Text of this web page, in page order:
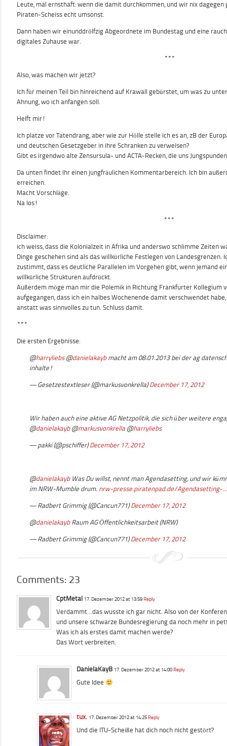
Leute, mal ernsthaft: wenn die damit durchkommen, und wir nix dagegen
Piraten-Scheiss echt umsonst.
Dann haben wir einunddrölfzig Abgeordnete im Bundestag und eine
digitales Zuhause war.
***
Also, was machen wir jetzt?
Ich für meinen Teil bin hinreichend auf Krawall gebürstet, um was zu
Ahnung, wo ich anfangen soll.
Helft mir!
Ich platze vor Tatendrang, aber wie zur Hölle stelle ich es an, zB der
und deutschen Gesetzgeber in ihre Schranken zu verweisen?
Gibt es irgendwo alte Zensursula- und ACTA-Recken, die uns
Da unten findet Ihr einen jungfräulichen Kommentarbereich. Ich bin
erreichen.
Macht Vorschläge.
Na los!
***
Disclaimer:
ich weiss, dass die Kolonialzeit in Afrika und anderswo schlimme Zeiten
Dinge geschehen sind als das willkürliche Festlegen von Landesgrenzen.
zustimmt, dass es deutliche Parallelen im Vorgehen gibt, wenn jemand
willkürliche Strukturen aufdrückt.
Außerdem möge man mir die Polemik in Richtung Frankfurter Kollegium
aufgegangen, dass ich ein halbes Wochenende damit verschwendet
anstatt was sinnvolles zu tun. Schluss damit.
***
Die ersten Ergebnisse:
@harryliebs@danielakaybmacht am 08.01.2013 bei der ag
inhalte!
— Gesetzestextleser (@markusvonkrella) December 17, 2012
Wir haben auch eine aktive AG Netzpolitik, die sich über weitere
@danielakayb@markusvonkrella @harryliebs
— pakki (@pschiffer) December 17, 2012
@danielakaybWas Du willst, nennt man Agendasetting, und wir
im NRW-Mumble drum. nrw-presse.piratenpad.de/Agendasetting-…
— Radbert Grimmig (@Cancun771) December 17, 2012
@danielakaybRaum AG Öffentlichkeitsarbeit (NRW)
— Radbert Grimmig (@Cancun771) December 17, 2012
Comments: 23
CptMetal 17. Dezember 2012 at 13:59 Reply
Verdammt…das wusste ich gar nicht. Also von der
und unsere schwarze Bundesregierung da noch mehr in
Was ich als erstes damit machen werde?
Das Wort verbreiten.
DanielaKayB 17. Dezember 2012 at 14:00 Reply
Gute Idee
tux. 17. Dezember 2012 at 14:25 Reply
Und die ITU-Scheiße hat dich noch nicht gestört?